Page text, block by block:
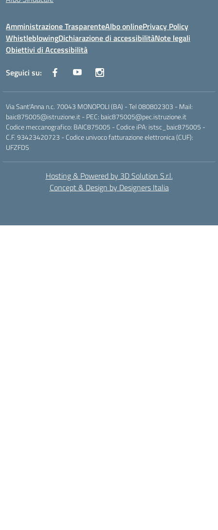
Amministrazione TrasparenteAlbo onlinePrivacy Policy
WhistleblowingDichiarazione di accessibilitàNote legali
Obiettivi di Accessibilità
Seguici su:
Via Sant'Anna n.c. 70043 MONOPOLI (BA) - Tel 080802303 - Mail:
baic875005@istruzione.it - PEC: baic875005@pec.istruzione.it
Codice meccanografico: BAIC875005 - Codice iPA: istsc_baic875005 -
C.F. 93423420723 - Codice univoco fatturazione elettronica (CUF):
UFZFDS
Hosting & Powered by 3D Solution S.r.l.
Concept & Design by Designers Italia